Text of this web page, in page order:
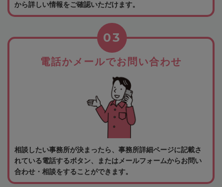
から詳しい情報をご確認いただけます。
電話かメールでお問い合わせ
03
相談したい事務所が決まったら、事務所詳細ページに記載さ
れている電話するボタン、またはメールフォームからお問い
合わせ・相談をすることができます。